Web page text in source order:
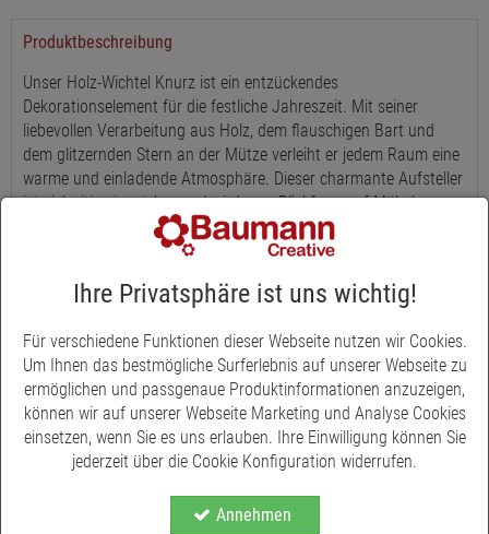
Produktbeschreibung
Unser Holz-Wichtel Knurz ist ein entzückendes
Dekorationselement für die festliche Jahreszeit. Mit seiner
liebevollen Verarbeitung aus Holz, dem flauschigen Bart und
dem glitzernden Stern an der Mütze verleiht er jedem Raum eine
warme und einladende Atmosphäre. Dieser charmante Aufsteller
ist vielseitig einsetzbar und wird zum Blickfang auf Möbeln,
Tischen und Fensterbrettern.
Weihnachtsdekoration, sondern ist auch eine wunderbare
Geschenkidee für Ihre Liebsten. Seine kompakten Maße von
12 cm Höhe, 8 cm Breite und 4,5 cm Tiefe machen ihn zu einem
idealen Mitbringsel für die Advents- und Weihnachtszeit.
Entdecken Sie die zauberhafte Ausstrahlung unseres Holz-
Wichtels Knurz und verleihen Sie Ihrem Zuhause das gewisse
Extra an festlichem Flair.
Ihre Privatsphäre ist uns wichtig!
Für verschiedene Funktionen dieser Webseite nutzen wir Cookies.
Um Ihnen das bestmögliche Surferlebnis auf unserer Webseite zu
ermöglichen und passgenaue Produktinformationen anzuzeigen,
können wir auf unserer Webseite Marketing und Analyse Cookies
einsetzen, wenn Sie es uns erlauben. Ihre Einwilligung können Sie
jederzeit über die Cookie Konfiguration widerrufen.
Annehmen